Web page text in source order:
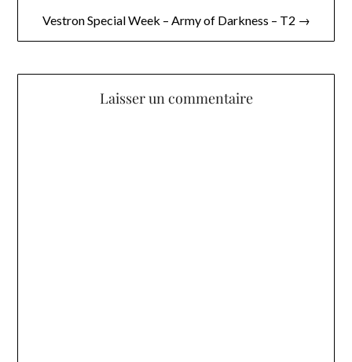
l’article
Vestron Special Week – Army of Darkness – T2 →
Laisser un commentaire